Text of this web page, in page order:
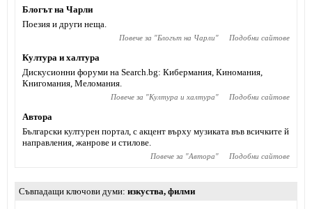
Блогът на Чарли
Поезия и други неща.
Повече за "Блогът на Чарли" Подобни сайтове
Култура и халтура
Дискусионни форуми на Search.bg: Кибермания, Киномания,
Книгомания, Меломания.
Повече за "Култура и халтура" Подобни сайтове
Автора
Български културен портал, с акцент върху музиката във всичките й
направления, жанрове и стилове.
Повече за "Автора" Подобни сайтове
Съвпадащи ключови думи изкуства, филми